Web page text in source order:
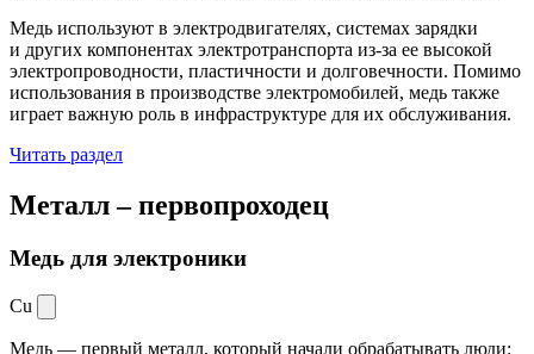
Медь используют в электродвигателях, системах зарядки
и других компонентах электротранспорта из-за ее высокой
электропроводности, пластичности и долговечности. Помимо
использования в производстве электромобилей, медь также
играет важную роль в инфраструктуре для их обслуживания.
Читать раздел
Металл –первопроходец
Медь для электроники
Cu
Медь — первый металл, который начали обрабатывать люди: